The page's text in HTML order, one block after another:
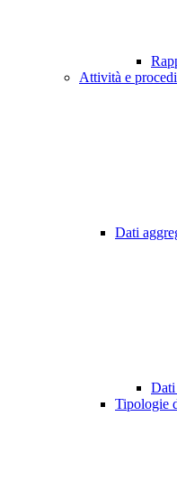
Attività e
Dati
Dati
Tipologie